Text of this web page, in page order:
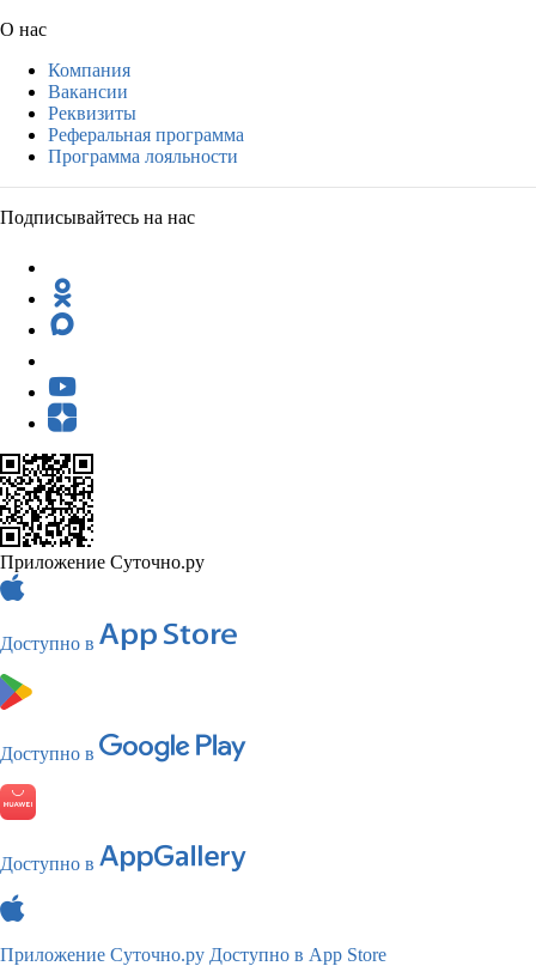
О нас
Компания
Вакансии
Реквизиты
Реферальная программа
Программа лояльности
Подписывайтесь на нас
Приложение Суточно.ру
Доступно в
Доступно в
Доступно в
Приложение Суточно.ру Доступно в App Store